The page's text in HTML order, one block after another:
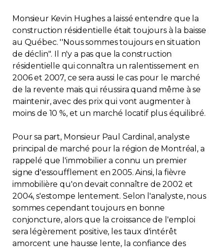
Zone Membres
Français
Contact
Adhésion
Monsieur Kevin Hughes a laissé entendre que la
construction résidentielle était toujours à la baisse
au Québec. ''Nous sommes toujours en situation
de déclin''. Il n'y a pas que la construction
résidentielle qui connaîtra un ralentissement en
2006 et 2007, ce sera aussi le cas pour le marché
de la revente mais qui réussira quand même à se
maintenir, avec des prix qui vont augmenter à
moins de 10 %, et un marché locatif plus équilibré.
Pour sa part, Monsieur Paul Cardinal, analyste
principal de marché pour la région de Montréal, a
rappelé que l'immobilier a connu un premier
signe d'essoufflement en 2005. Ainsi, la fièvre
immobilière qu'on devait connaître de 2002 et
2004, s'estompe lentement. Selon l'analyste, nous
sommes cependant toujours en bonne
conjoncture, alors que la croissance de l'emploi
sera légèrement positive, les taux d'intérêt
amorcent une hausse lente, la confiance des